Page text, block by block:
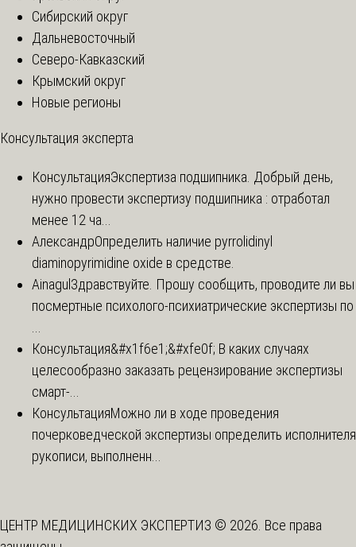
Сибирский округ
Дальневосточный
Северо-Кавказский
Крымский округ
Новые регионы
Консультация эксперта
КонсультацияЭкспертиза подшипника. Добрый день,
нужно провести экспертизу подшипника : отработал
менее 12 ча...
АлександрОпределить наличие pyrrolidinyl
diaminopyrimidine oxide в средстве.
Ainagul Здравствуйте. Прошу сообщить, проводите ли вы
посмертные психолого-психиатрические экспертизы по
...
Консультация&#x1f6e1;&#xfe0f; В каких случаях
целесообразно заказать рецензирование экспертизы
смарт-...
КонсультацияМожно ли в ходе проведения
почерковедческой экспертизы определить исполнителя
рукописи, выполненн...
ЦЕНТР МЕДИЦИНСКИХ ЭКСПЕРТИЗ © 2026. Все права